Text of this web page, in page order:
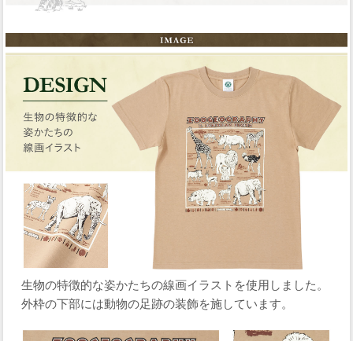
生物の特徴的な姿かたちの線画イラストを使用しました。
外枠の下部には動物の足跡の装飾を施しています。